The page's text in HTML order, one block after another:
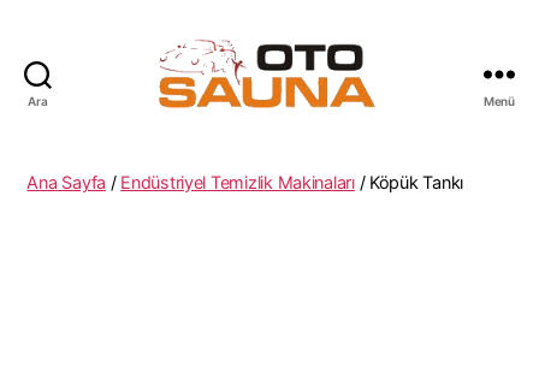
Ara Menü
Ana Sayfa / Endüstriyel Temizlik Makinaları/ Köpük Tankı